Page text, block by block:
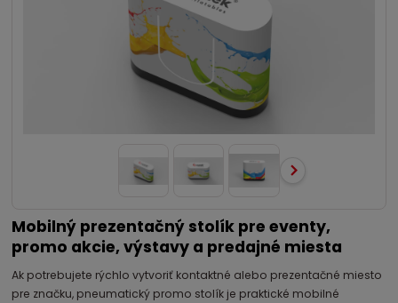
Mobilný prezentačný stolík pre eventy,
promo akcie, výstavy a predajné miesta
Ak potrebujete rýchlo vytvoriť kontaktné alebo prezentačné miesto
pre značku, pneumatický promo stolík je praktické mobilné